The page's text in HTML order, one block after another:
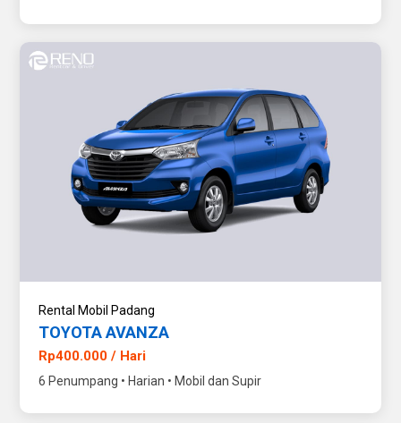
Rental Mobil Padang
TOYOTA AVANZA
Rp400.000 / Hari
6 Penumpang • Harian • Mobil dan Supir